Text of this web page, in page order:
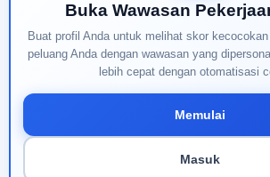
Buka Wawasan
Buat profil Anda untuk melihat skor
peluang Anda dengan wawasan yang
lebih cepat dengan otomatisasi
Memulai
Masuk